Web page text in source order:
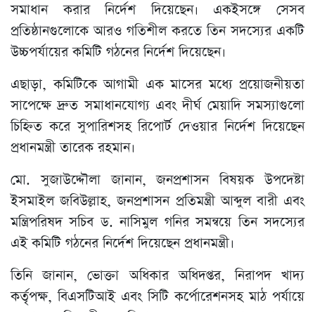
সমাধান করার নির্দেশ দিয়েছেন। একইসঙ্গে সেসব
প্রতিষ্ঠানগুলোকে আরও গতিশীল করতে তিন সদস্যের একটি
উচ্চপর্যায়ের কমিটি গঠনের নির্দেশ দিয়েছেন।
এছাড়া, কমিটিকে আগামী এক মাসের মধ্যে প্রয়োজনীয়তা
সাপেক্ষে দ্রুত সমাধানযোগ্য এবং দীর্ঘ মেয়াদি সমস্যাগুলো
চিহ্নিত করে সুপারিশসহ রিপোর্ট দেওয়ার নির্দেশ দিয়েছেন
প্রধানমন্ত্রী তারেক রহমান।
মো. সুজাউদ্দৌলা জানান, জনপ্রশাসন বিষয়ক উপদেষ্টা
ইসমাইল জবিউল্লাহ, জনপ্রশাসন প্রতিমন্ত্রী আব্দুল বারী এবং
মন্ত্রিপরিষদ সচিব ড. নাসিমুল গনির সমন্বয়ে তিন সদস্যের
এই কমিটি গঠনের নির্দেশ দিয়েছেন প্রধানমন্ত্রী।
তিনি জানান, ভোক্তা অধিকার অধিদপ্তর, নিরাপদ খাদ্য
কর্তৃপক্ষ, বিএসটিআই এবং সিটি কর্পোরেশনসহ মাঠ পর্যায়ে